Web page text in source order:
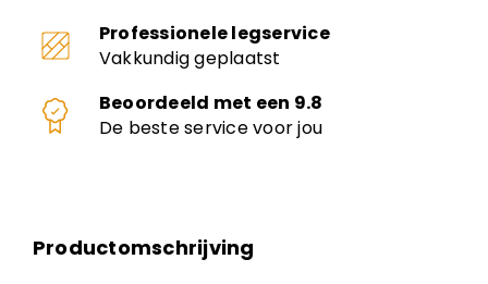
Professionele legservice
Vakkundig geplaatst
Beoordeeld met een 9.8
De beste service voor jou
Productomschrijving